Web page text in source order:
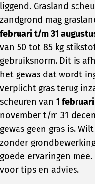
liggend. Grasland
zandgrond mag
februari t/m 31
van 50 tot 85 kg
gebruiksnorm. Dit is
het gewas dat wordt
verplicht gras terug
scheuren van 1
november t/m 31
gewas geen gras is.
zonder
goede ervaringen
voor tips en advies.